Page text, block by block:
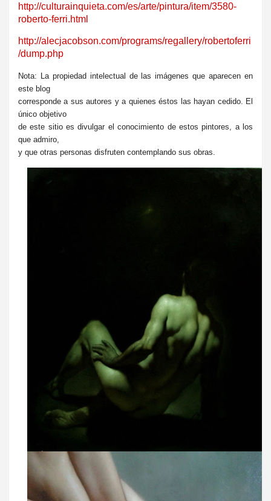
http://culturainquieta.com/es/arte/pintura/item/3580-
roberto-ferri.html
http://alecjacobson.com/programs/regallery/robertoferri
/dump.php
Nota: La propiedad intelectual de las imágenes que aparecen en
este blog
corresponde a sus autores y a quienes éstos las hayan cedido. El
único objetivo
de este sitio es divulgar el conocimiento de estos pintores, a los
que admiro,
y que otras personas disfruten contemplando sus obras.